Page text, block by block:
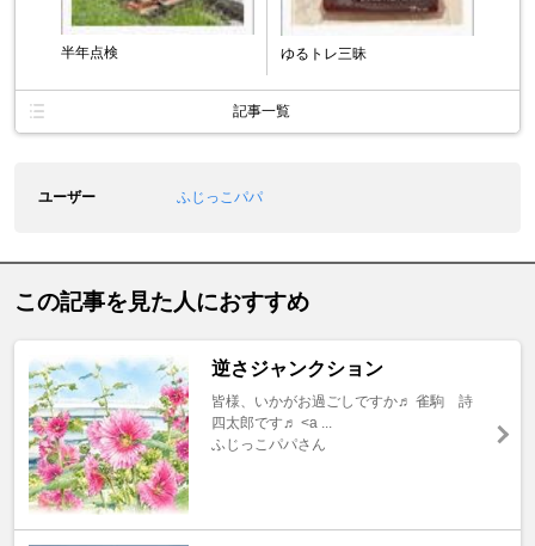
半年点検 ゆるトレ三昧
記事一覧
ユーザー ふじっこパパ
この記事を見た人におすすめ
逆さジャンクション
皆様、いかがお過ごしですか♬ 雀駒 詩
四太郎です♬ <a ...
ふじっこパパさん